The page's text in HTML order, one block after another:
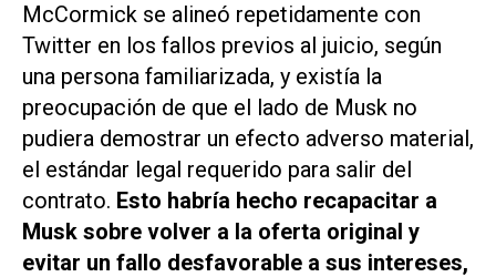
McCormick se alineó repetidamente con
Twitter en los fallos previos al juicio, según
una persona familiarizada, y existía la
preocupación de que el lado de Musk no
pudiera demostrar un efecto adverso material,
el estándar legal requerido para salir del
contrato. Esto habría hecho recapacitar a
Musk sobre volver a la oferta original y
evitar un fallo desfavorable a sus intereses,